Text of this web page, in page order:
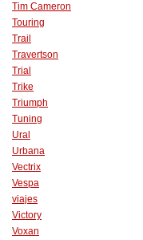
Tim Cameron
Touring
Trail
Travertson
Trial
Trike
Triumph
Tuning
Ural
Urbana
Vectrix
Vespa
viajes
Victory
Voxan